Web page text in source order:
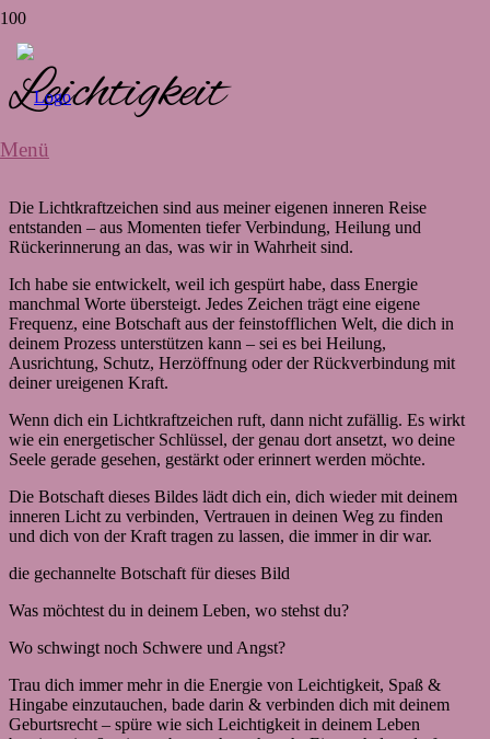
Menü
Leichtigkeit
Die Lichtkraftzeichen sind aus meiner eigenen inneren Reise
entstanden – aus Momenten tiefer Verbindung, Heilung und
Rückerinnerung an das, was wir in Wahrheit sind.
Ich habe sie entwickelt, weil ich gespürt habe, dass Energie
manchmal Worte übersteigt. Jedes Zeichen trägt eine eigene
Frequenz, eine Botschaft aus der feinstofflichen Welt, die dich in
deinem Prozess unterstützen kann – sei es bei Heilung,
Ausrichtung, Schutz, Herzöffnung oder der Rückverbindung mit
deiner ureigenen Kraft.
Wenn dich ein Lichtkraftzeichen ruft, dann nicht zufällig. Es wirkt
wie ein energetischer Schlüssel, der genau dort ansetzt, wo deine
Seele gerade gesehen, gestärkt oder erinnert werden möchte.
Die Botschaft dieses Bildes lädt dich ein, dich wieder mit deinem
inneren Licht zu verbinden, Vertrauen in deinen Weg zu finden
und dich von der Kraft tragen zu lassen, die immer in dir war.
die gechannelte Botschaft für dieses Bild
Was möchtest du in deinem Leben, wo stehst du?
Wo schwingt noch Schwere und Angst?
Trau dich immer mehr in die Energie von Leichtigkeit, Spaß &
Hingabe einzutauchen, bade darin & verbinden dich mit deinem
Geburtsrecht – spüre wie sich Leichtigkeit in deinem Leben